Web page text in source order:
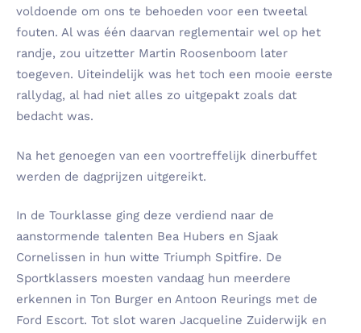
voldoende om ons te behoeden voor een tweetal
fouten. Al was één daarvan reglementair wel op het
randje, zou uitzetter Martin Roosenboom later
toegeven. Uiteindelijk was het toch een mooie eerste
rallydag, al had niet alles zo uitgepakt zoals dat
bedacht was.
Na het genoegen van een voortreffelijk dinerbuffet
werden de dagprijzen uitgereikt.
In de Tourklasse ging deze verdiend naar de
aanstormende talenten Bea Hubers en Sjaak
Cornelissen in hun witte Triumph Spitfire. De
Sportklassers moesten vandaag hun meerdere
erkennen in Ton Burger en Antoon Reurings met de
Ford Escort. Tot slot waren Jacqueline Zuiderwijk en